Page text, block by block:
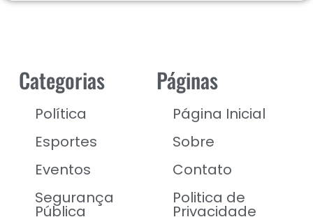
Categorias
Política
Esportes
Eventos
Segurança
Pública
Páginas
Página Inicial
Sobre
Contato
Politica de
Privacidade